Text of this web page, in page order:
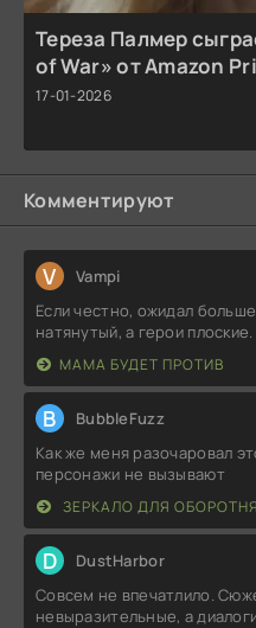
Тереза Палмер
of War» от Amazon
17-01-2026
Комментируют
V Vampi
Если честно, ожидал
натянутый, а герои
МАМА БУДЕТ ПРОТИВ
B BubbleFuzz
Как же меня разочаровал
персонажи не вызывают
ЗЕРКАЛО ДЛЯ ОБОРОТНЯ
D DustHarbor
Совсем не впечатлило.
невыразительные, а